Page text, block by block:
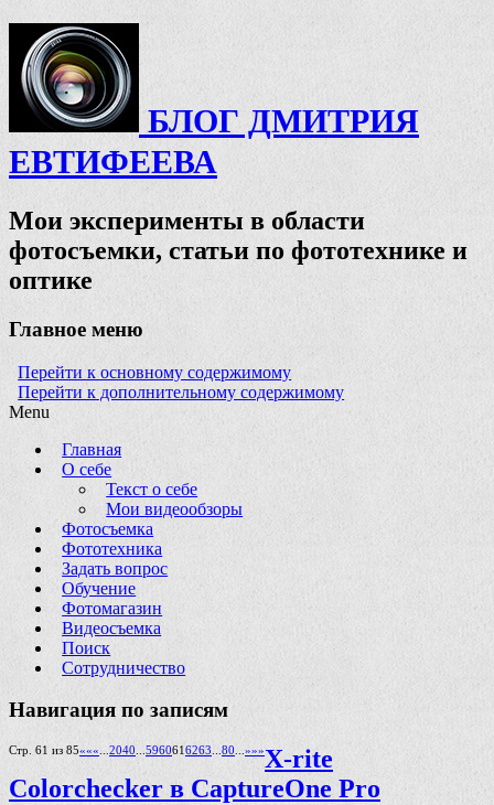
БЛОГ ДМИТРИЯ
ЕВТИФЕЕВА
Мои эксперименты в области
фотосъемки, статьи по фототехнике и
оптике
Главное меню
Перейти к основному содержимому
Перейти к дополнительному содержимому
Menu
Главная
О себе
Текст о себе
Мои видеообзоры
Фотосъемка
Фототехника
Задать вопрос
Обучение
Фотомагазин
Видеосъемка
Поиск
Сотрудничество
Навигация по записям
Стр. 61 из 85««« 2040 5960616263 80 »»»X-rite
Colorchecker в CaptureOne Pro